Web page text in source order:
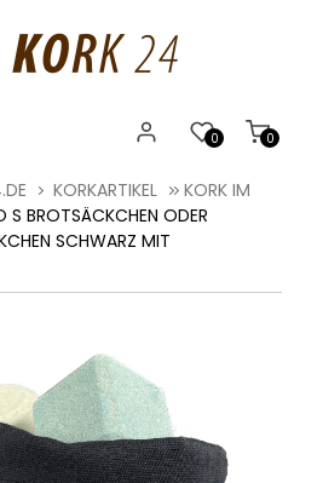
0
0
KORKARTIKEL
KORK IM
S BROTSÄCKCHEN ODER
SCHWARZ MIT